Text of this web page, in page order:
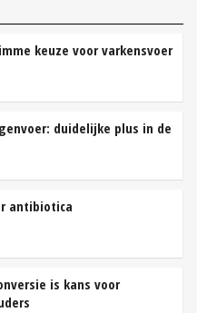
keuze voor varkensvoer
duidelijke plus in de
antibiotica
is kans voor